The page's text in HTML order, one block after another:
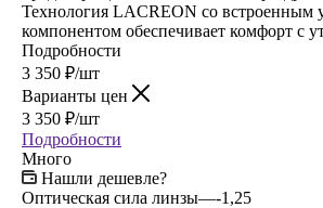
Технология LACREON со
компонентом обеспечивает комфорт с
Подробности
3 350 ₽/шт
Варианты цен
3 350 ₽/шт
Подробности
Много
Нашли дешевле?
Оптическая сила линзы—-1,25